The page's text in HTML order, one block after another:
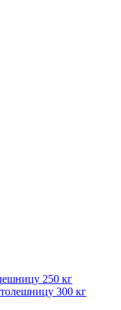
250 кг
300 кг